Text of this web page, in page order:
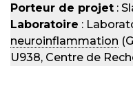
Porteur de projet :
Laboratoire :
neuroinflammation
U938, Centre de